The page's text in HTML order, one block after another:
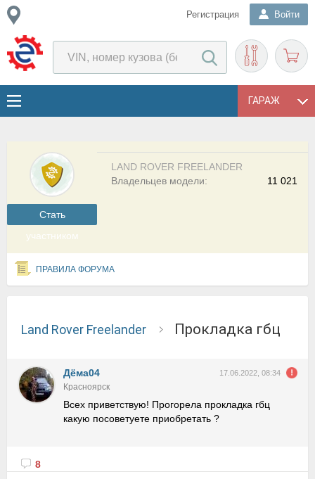
Регистрация Войти
ГАРАЖ
Cтать
участником
LAND ROVER FREELANDER
11 021
Владельцев модели:
ПРАВИЛА ФОРУМА
Land Rover Freelander Прокладка гбц
Дёма04 17.06.2022, 08:34
Красноярск
Всех приветствую! Прогорела прокладка гбц
какую посоветуете приобретать ?
8